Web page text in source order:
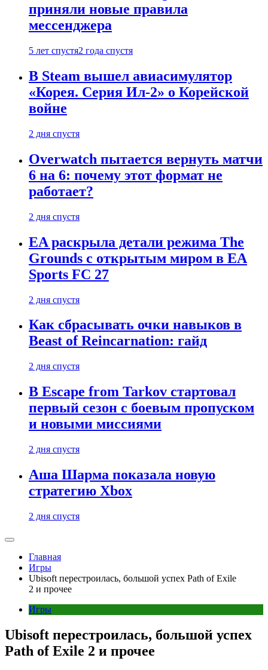
приняли новые правила
мессенджера
5 лет спустя2 года спустя
В Steam вышел авиасимулятор
«Корея. Серия Ил-2» о Корейской
войне
2 дня спустя
Overwatch пытается вернуть матчи
6 на 6: почему этот формат не
работает?
2 дня спустя
EA раскрыла детали режима The
Grounds с открытым миром в EA
Sports FC 27
2 дня спустя
Как сбрасывать очки навыков в
Beast of Reincarnation: гайд
2 дня спустя
В Escape from Tarkov стартовал
первый сезон с боевым пропуском
и новыми миссиями
2 дня спустя
Аша Шарма показала новую
стратегию Xbox
2 дня спустя
Главная
Игры
Ubisoft перестроилась, большой успех Path of Exile
2 и прочее
Игры
Ubisoft перестроилась, большой успех
Path of Exile 2 и прочее